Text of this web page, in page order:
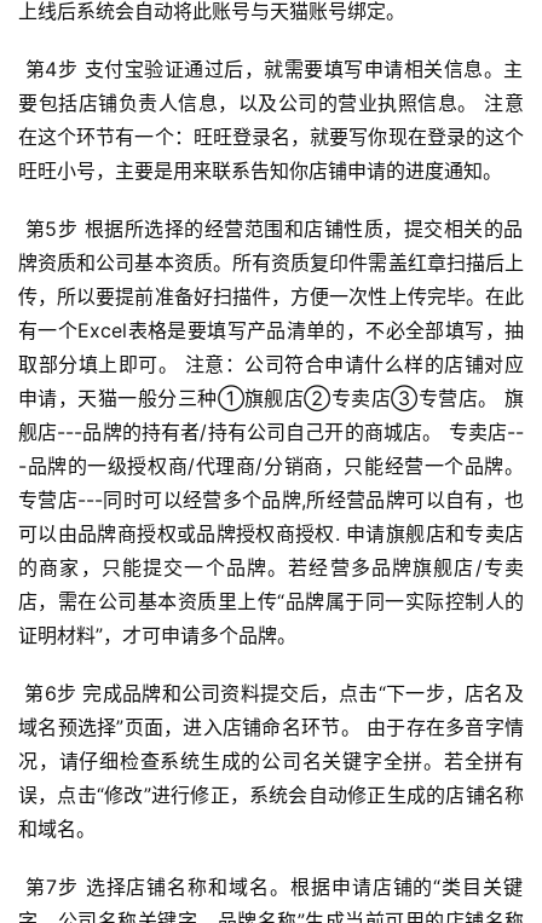
上线后系统会自动将此账号与天猫账号绑定。
要包括店铺负责人信息，以及公司的营业执照信息。 注意
在这个环节有一个：旺旺登录名，就要写你现在登录的这个
旺旺小号，主要是用来联系告知你店铺申请的进度通知。
牌资质和公司基本资质。所有资质复印件需盖红章扫描后上
传，所以要提前准备好扫描件，方便一次性上传完毕。在此
有一个Excel表格是要填写产品清单的，不必全部填写，抽
取部分填上即可。 注意：公司符合申请什么样的店铺对应
申请，天猫一般分三种①旗舰店②专卖店③专营店。 旗
舰店---品牌的持有者/持有公司自己开的商城店。 专卖店--
-品牌的一级授权商/代理商/分销商，只能经营一个品牌。
专营店---同时可以经营多个品牌,所经营品牌可以自有，也
可以由品牌商授权或品牌授权商授权. 申请旗舰店和专卖店
的商家，只能提交一个品牌。若经营多品牌旗舰店/专卖
店，需在公司基本资质里上传“品牌属于同一实际控制人的
证明材料”，才可申请多个品牌。
域名预选择”页面，进入店铺命名环节。 由于存在多音字情
况，请仔细检查系统生成的公司名关键字全拼。若全拼有
误，点击“修改”进行修正，系统会自动修正生成的店铺名称
和域名。